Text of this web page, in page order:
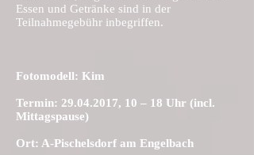
Essen und Getränke sind in der
Teilnahmegebühr inbegriffen.
Fotomodell: Kim
Termin: 29.04.2017, 10 – 18 Uhr (incl.
Mittagspause)
Ort: A-Pischelsdorf am Engelbach